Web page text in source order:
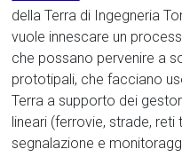
della Terra di Ingegneria
vuole innescare un
che possano pervenire a
prototipali, che facciano
Terra a supporto dei
lineari (ferrovie, strade,
segnalazione e